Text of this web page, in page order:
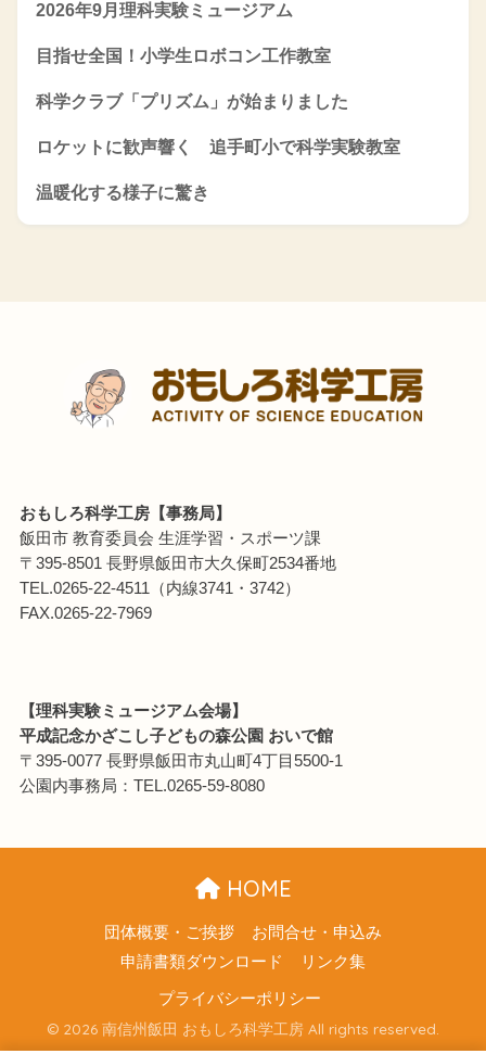
2026年9月理科実験ミュージアム
目指せ全国！小学生ロボコン工作教室
科学クラブ「プリズム」が始まりました
ロケットに歓声響く 追手町小で科学実験教室
温暖化する様子に驚き
おもしろ科学工房【事務局】
飯田市 教育委員会 生涯学習・スポーツ課
〒395-8501 長野県飯田市大久保町2534番地
TEL.0265-22-4511（内線3741・3742）
FAX.0265-22-7969
【理科実験ミュージアム会場】
平成記念かざこし子どもの森公園 おいで館
〒395-0077 長野県飯田市丸山町4丁目5500-1
公園内事務局：TEL.0265-59-8080
HOME
団体概要・ご挨拶
お問合せ・申込み
申請書類ダウンロード
リンク集
プライバシーポリシー
© 2026 南信州飯田 おもしろ科学工房 All rights reserved.